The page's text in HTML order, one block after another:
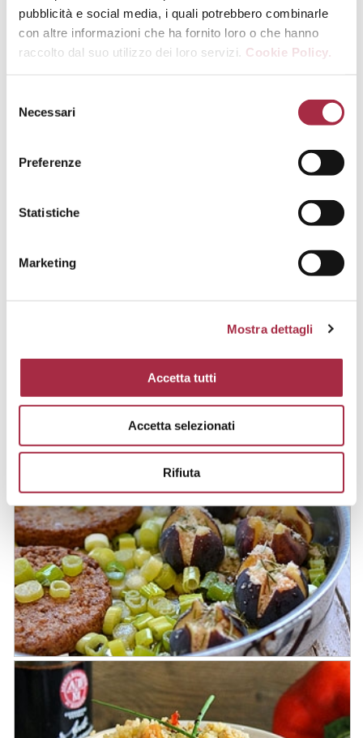
pubblicità e social media, i quali potrebbero combinarle
con altre informazioni che ha fornito loro o che hanno
raccolto dal suo utilizzo dei loro servizi. Cookie Policy.
Necessari
Preferenze
Statistiche
Marketing
Mostra dettagli
Accetta tutti
Accetta selezionati
Rifiuta
Ensalada de alcachofas con Vinagre
Balsámico de Módena IGP envejecido y
Muslos de Pollo Rellenos Marinados al
Vinagre BalsàMico de MòDena Igp
Carpaccio de bacalao con Vinagre
Balsámico de Módena IGP